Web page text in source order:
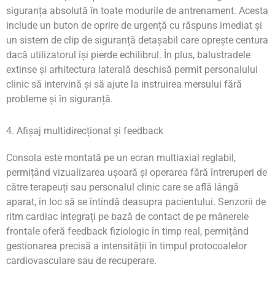
siguranța absolută în toate modurile de antrenament. Acesta
include un buton de oprire de urgență cu răspuns imediat și
un sistem de clip de siguranță detașabil care oprește centura
dacă utilizatorul își pierde echilibrul. În plus, balustradele
extinse și arhitectura laterală deschisă permit personalului
clinic să intervină și să ajute la instruirea mersului fără
probleme și în siguranță.
4. Afișaj multidirecțional și feedback
Consola este montată pe un ecran multiaxial reglabil,
permițând vizualizarea ușoară și operarea fără întreruperi de
către terapeuți sau personalul clinic care se află lângă
aparat, în loc să se întindă deasupra pacientului. Senzorii de
ritm cardiac integrați pe bază de contact de pe mânerele
frontale oferă feedback fiziologic în timp real, permițând
gestionarea precisă a intensității în timpul protocoalelor
cardiovasculare sau de recuperare.